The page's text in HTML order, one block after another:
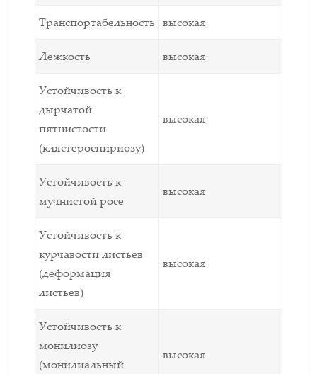
Транспортабельность высокая
Лежкость высокая
Устойчивость к
дырчатой
пятнистости
(клястероспириозу)
высокая
Устойчивость к
мучнистой росе
высокая
Устойчивость к
курчавости листьев
(деформация
листьев)
высокая
Устойчивость к
монилиозу
(монилиальный
высокая